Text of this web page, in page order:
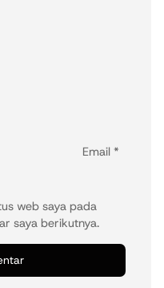
Email *
web saya pada
saya berikutnya.